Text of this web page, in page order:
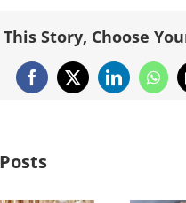
Story, Choose
Facebook
X LinkedIn